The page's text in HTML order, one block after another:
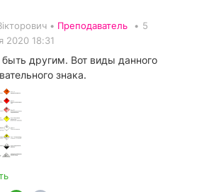
• Преподаватель • 5
2020 18:31
другим. Вот виды данного
знака.